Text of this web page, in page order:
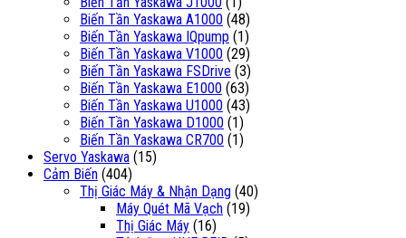
Biến Tần Yaskawa A1000 (48)
Biến Tần Yaskawa IQpump (1)
Biến Tần Yaskawa V1000 (29)
Biến Tần Yaskawa FSDrive (3)
Biến Tần Yaskawa E1000 (63)
Biến Tần Yaskawa U1000 (43)
Biến Tần Yaskawa D1000 (1)
Biến Tần Yaskawa CR700 (1)
Servo Yaskawa (15)
Cảm Biến (404)
Thị Giác Máy & Nhận Dạng (40)
Máy Quét Mã Vạch (19)
Thị Giác Máy (16)